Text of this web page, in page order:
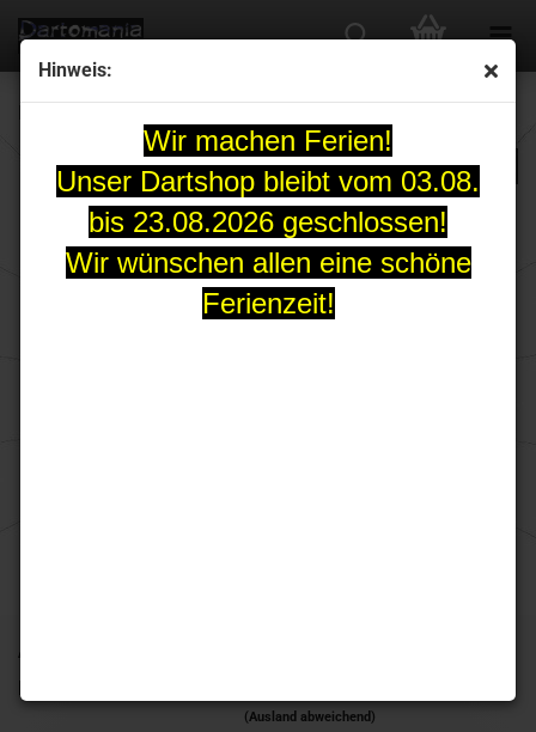
Hinweis:
Wir machen Ferien!
Unser Dartshop bleibt vom 03.08.
bis 23.08.2026 geschlossen!
Wir wünschen allen eine schöne
Ferienzeit!
Art.Nr.:
Lieferzeit:
(Ausland abweichend)